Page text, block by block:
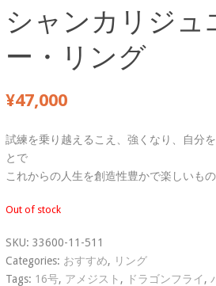
シャンカリジュ
ー・リング
¥47,000
試練を乗り越えるこえ、強くなり、自分
とで
これからの人生を創造性豊かで楽しいもの
Out of stock
SKU: 33600-11-511
Categories: おすすめ, リング
Tags: 16号, アメジスト , ドラゴンフライ,